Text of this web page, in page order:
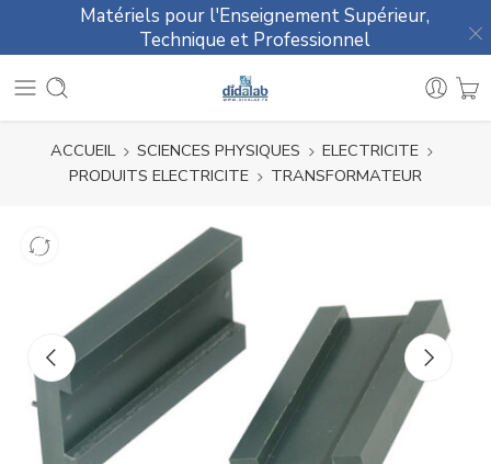
Matériels pour l'Enseignement Supérieur,
Technique et Professionnel
ACCUEIL SCIENCES PHYSIQUES
ELECTRICITE
PRODUITS ELECTRICITE
TRANSFORMATEUR